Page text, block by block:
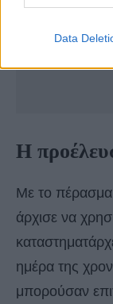
Data
Η
Με το
άρχισε να
ημέρα της
μπορούσαν